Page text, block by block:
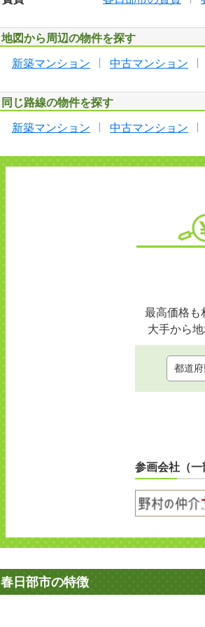
地図から周辺の物件を探す
新築マンション 中古マンション
同じ路線の物件を探す
新築マンション 中古マンション
最高価格も
大手から地
参画会社（一
春日部市の特徴